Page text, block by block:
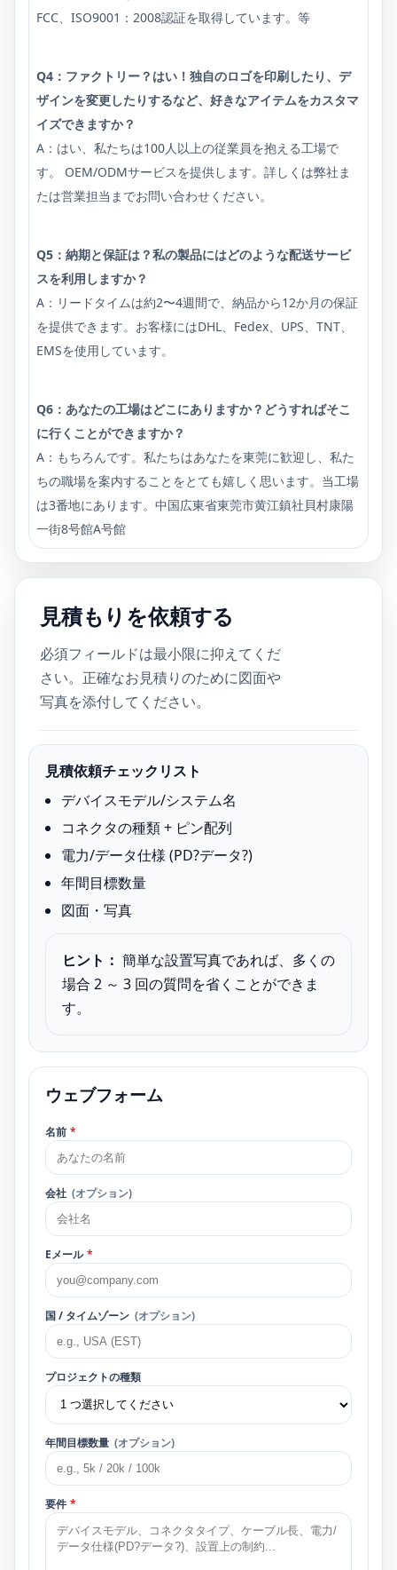
FCC、ISO9001：2008認証を取得しています。等
Q4：ファクトリー？はい！独自のロゴを印刷したり、デ
ザインを変更したりするなど、好きなアイテムをカスタマ
イズできますか？
A：はい、私たちは100人以上の従業員を抱える工場で
す。 OEM/ODMサービスを提供します。詳しくは弊社ま
たは営業担当までお問い合わせください。
Q5：納期と保証は？私の製品にはどのような配送サービ
スを利用しますか？
A：リードタイムは約2〜4週間で、納品から12か月の保証
を提供できます。お客様にはDHL、Fedex、UPS、TNT、
EMSを使用しています。
Q6：あなたの工場はどこにありますか？どうすればそこ
に行くことができますか？
A：もちろんです。私たちはあなたを東莞に歓迎し、私た
ちの職場を案内することをとても嬉しく思います。当工場
は3番地にあります。中国広東省東莞市黄江鎮社貝村康陽
一街8号館A号館
見積もりを依頼する
必須フィールドは最小限に抑えてくだ
さい。正確なお見積りのために図面や
写真を添付し​​てください。
見積依頼チェックリスト
デバイスモデル/システム名
コネクタの種類 + ピン配列
電力/データ仕様 (PD?データ?)
年間目標数量
図面・写真
ヒント： 簡単な設置写真であれば、多くの
場合 2 ～ 3 回の質問を省くことができま
す。
ウェブフォーム
名前 *
会社 (オプション)
Eメール *
国 / タイムゾーン (オプション)
プロジェクトの種類
年間目​​標数量 (オプション)
要件 *